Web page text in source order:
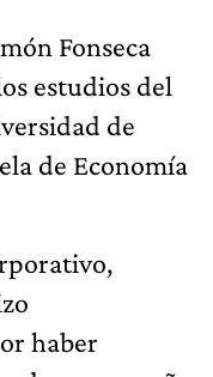
Fonseca
estudios del
de
de Economía
haber